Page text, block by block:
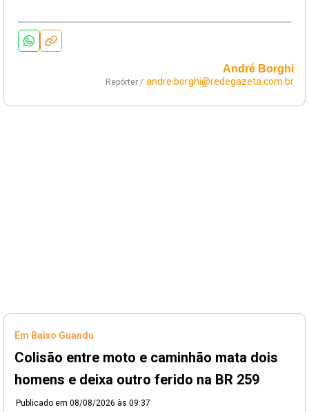
André Borghi
Repórter / andre.borghi@redegazeta.com.br
Em Baixo Guandu
Colisão entre moto e caminhão mata dois
homens e deixa outro ferido na BR 259
Publicado em 08/08/2026 às 09:37